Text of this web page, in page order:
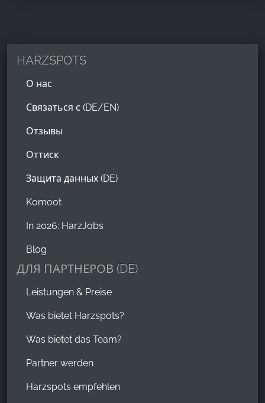
HARZSPOTS
О нас
Связаться с (DE/EN)
Отзывы
Оттиск
Защита данных (DE)
Komoot
In 2026: HarzJobs
Blog
ДЛЯ ПАРТНЕРОВ (DE)
Leistungen & Preise
Was bietet Harzspots?
Was bietet das Team?
Partner werden
Harzspots empfehlen